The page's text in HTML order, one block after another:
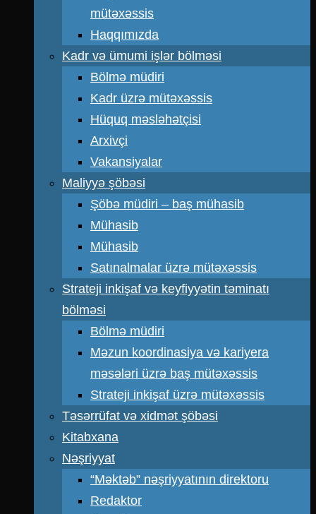
mütəxəssis
Haqqımızda
Kadr və ümumi işlər bölməsi
Bölmə müdiri
Kadr üzrə mütəxəssis
Hüquq məsləhətçisi
Arxivçi
Vakansiyalar
Maliyyə şöbəsi
Şöbə müdiri – baş mühasib
Mühasib
Mühasib
Satınalmalar üzrə mütəxəssis
Strateji inkişaf və keyfiyyətin təminatı
bölməsi
Bölmə müdiri
Məzun koordinasiya və kariyera
məsələri üzrə baş mütəxəssis
Strateji inkişaf üzrə mütəxəssis
Təsərrüfat və xidmət şöbəsi
Kitabxana
Nəşriyyat
“Məktəb” nəşriyyatının direktoru
Redaktor